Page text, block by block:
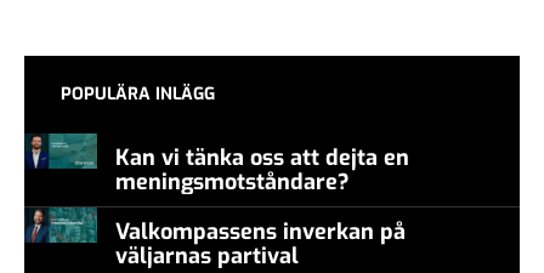
POPULÄRA INLÄGG
Kan vi tänka oss att dejta en
meningsmotståndare?
Valkompassens inverkan på
väljarnas partival